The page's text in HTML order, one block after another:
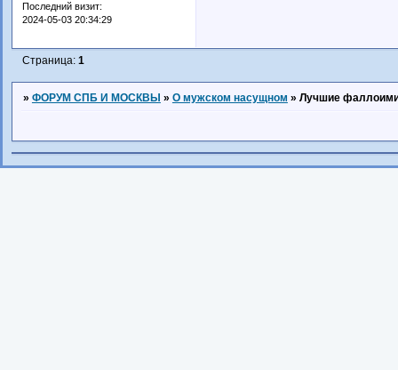
Последний визит:
2024-05-03 20:34:29
Страница: 1
» ФОРУМ СПБ И МОСКВЫ » О мужском насущном » Лучшие